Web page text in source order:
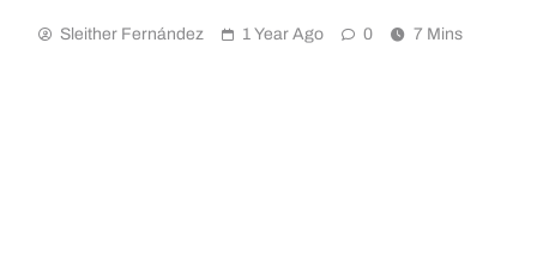
Sleither Fernández 1 Year Ago 0 7 Mins